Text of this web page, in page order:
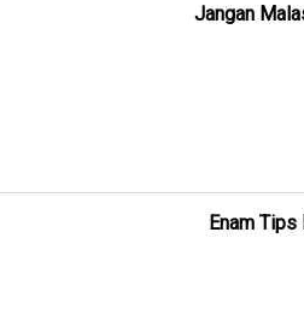
Jangan
Enam Tips